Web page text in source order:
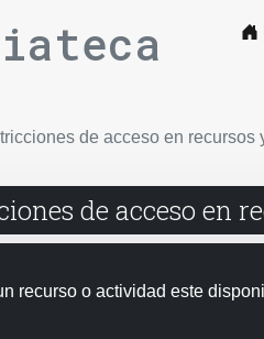
de acceso en recursos
de acceso en
recurso o actividad este